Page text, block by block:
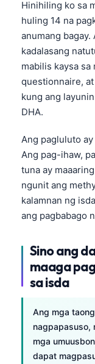
Hinihiling ko sa
huling 14 na
anumang
kadalasang
mabilis kaysa
questionnaire,
kung ang
DHA.
Ang pagluluto
Ang pag-ihaw,
tuna ay
ngunit ang
kalamnan ng
ang pagbabago
Sino ang
maaga
sa isda
Ang mga
nagpapasuso,
mga
dapat